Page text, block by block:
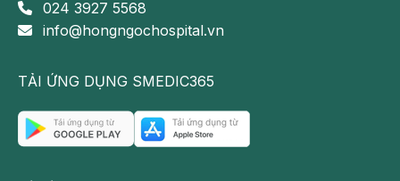
Mai.
niệu như: suy thận cấp, viêm cầu thận, hội chứng
thận hư, suy thận mạn, viêm bàng quang, bàng
quan tăng hoạt, sỏi tiết niệu… bằng điều trị nội
024 3927 5568
info@hongngochospital.vn
TẢI ỨNG DỤNG SMEDIC365